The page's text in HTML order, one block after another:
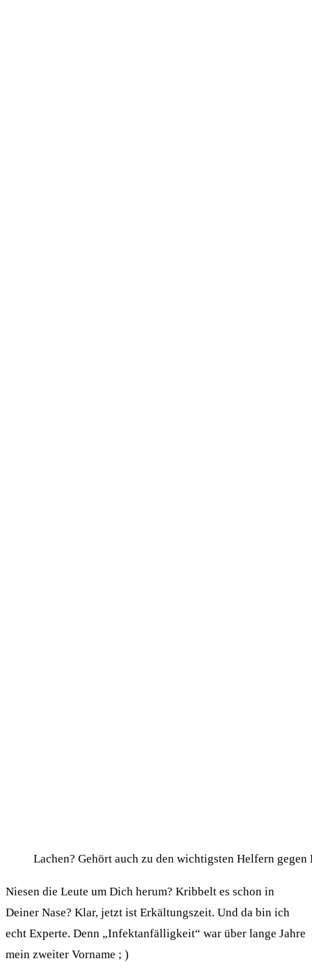
Lachen? Gehört auch zu den wichtigsten Helfern gegen
Niesen die Leute um Dich herum? Kribbelt es schon in
Deiner Nase? Klar, jetzt ist Erkältungszeit. Und da bin ich
echt Experte. Denn „Infektanfälligkeit“ war über lange Jahre
mein zweiter Vorname ; )